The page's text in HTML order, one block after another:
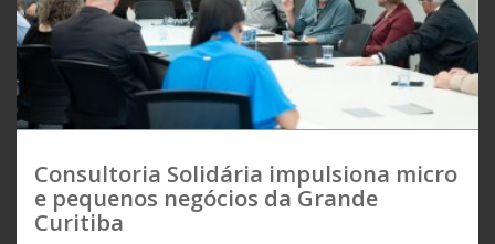
Consultoria Solidária impulsiona micro
e pequenos negócios da Grande
Curitiba